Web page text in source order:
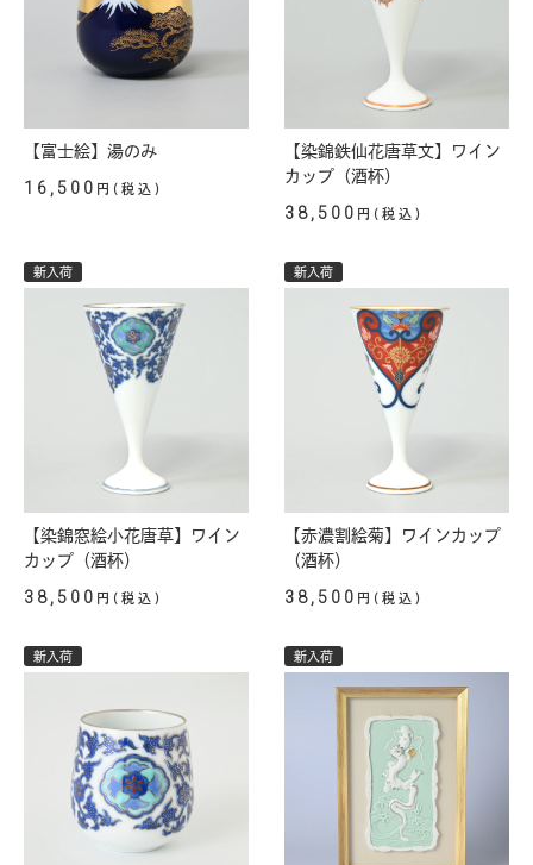
【富士絵】湯のみ
16,500 円(税込)
【染錦鉄仙花唐草文】ワイン
カップ（酒杯）
38,500 円(税込)
新入荷
【染錦窓絵小花唐草】ワイン
カップ（酒杯）
38,500 円(税込)
新入荷
【赤濃割絵菊】ワインカップ
（酒杯）
38,500 円(税込)
新入荷 新入荷